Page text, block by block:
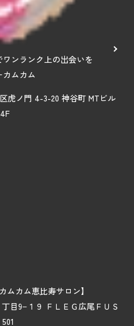
ンランク上の出会いを
カムカム
虎ノ門 4-3-20 神谷町 MTビル
ムカム恵比寿サロン】
目9−１９ ＦＬＥＧ広尾ＦＵＳ